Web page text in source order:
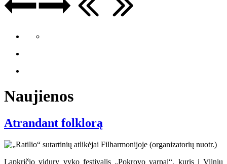
Naujienos
Atrandant folklorą
Lapkričio vidury vyko festivalis „Pokrovo varpai“, kuris į Vilnių